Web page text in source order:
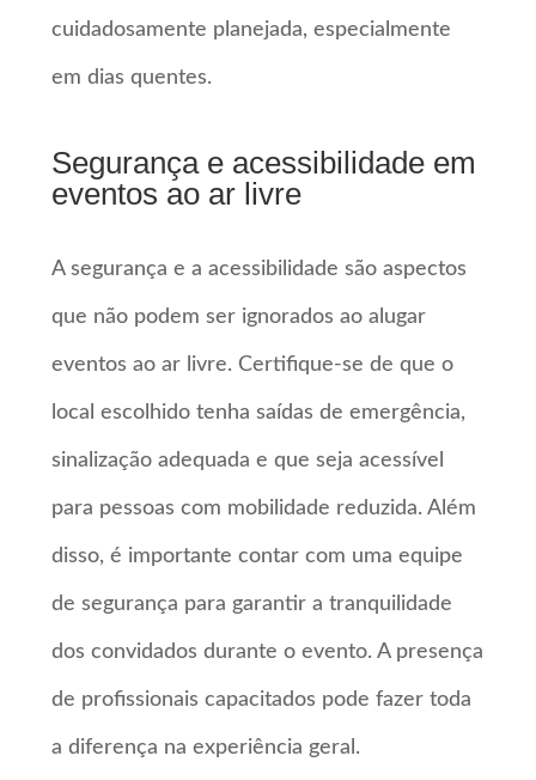
cuidadosamente planejada, especialmente
em dias quentes.
Segurança e acessibilidade em
eventos ao ar livre
A segurança e a acessibilidade são aspectos
que não podem ser ignorados ao alugar
eventos ao ar livre. Certifique-se de que o
local escolhido tenha saídas de emergência,
sinalização adequada e que seja acessível
para pessoas com mobilidade reduzida. Além
disso, é importante contar com uma equipe
de segurança para garantir a tranquilidade
dos convidados durante o evento. A presença
de profissionais capacitados pode fazer toda
a diferença na experiência geral.